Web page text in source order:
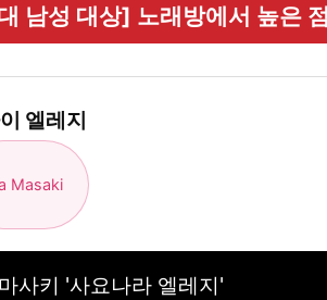
남성 대상] 노래방에서 높은
엘레지
Masaki
사키 '사요나라 엘레지'